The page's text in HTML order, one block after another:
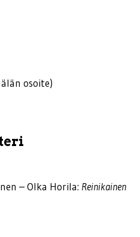
osoite)
– Olka Horila: Reinikainen